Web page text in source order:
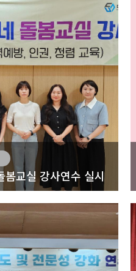
교실 강사연수 실시